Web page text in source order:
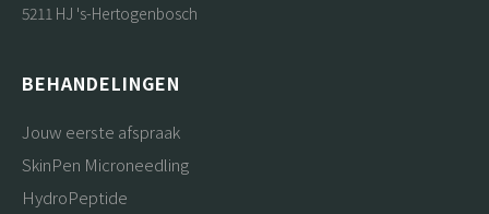
5211 HJ 's-Hertogenbosch
BEHANDELINGEN
Jouw eerste afspraak
SkinPen Microneedling
HydroPeptide